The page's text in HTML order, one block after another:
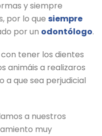
y siempre
por lo que siempre
por un odontólogo.
tener los dientes
animáis a realizaros
a que sea perjudicial
a nuestros
muy